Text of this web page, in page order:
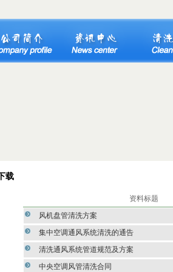
载
资料标题
风机盘管清洗方案
集中空调通风系统清洗的通告
清洗通风系统管道规范及方案
中央空调风管清洗合同